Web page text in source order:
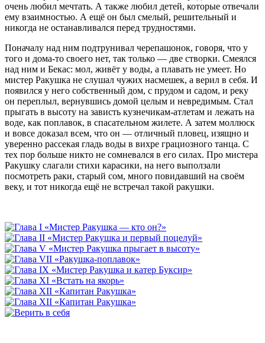
очень любил мечтать. А также любил детей, которые отвечали
ему взаимностью. А ещё он был смелый, решительный и
никогда не останавливался перед трудностями.
Поначалу над ним подтрунивал черепашонок, говоря, что у
того и дома-то своего нет, так только — две створки. Смеялся
над ним и Бекас: мол, живёт у воды, а плавать не умеет. Но
мистер Ракушка не слушал чужих насмешек, а верил в себя. И
появился у него собственный дом, с прудом и садом, и реку
он переплыл, вернувшись домой целым и невредимым. Стал
прыгать в высоту на зависть кузнечикам-атлетам и лежать на
воде, как поплавок, в спасательном жилете. А затем моллюск
и вовсе доказал всем, что он — отличный пловец, изящно и
уверенно рассекая гладь воды в вихре грациозного танца. С
тех пор больше никто не сомневался в его силах. Про мистера
Ракушку слагали стихи карасики, на него выползали
посмотреть раки, старый сом, много повидавший на своём
веку, и тот никогда ещё не встречал такой ракушки.